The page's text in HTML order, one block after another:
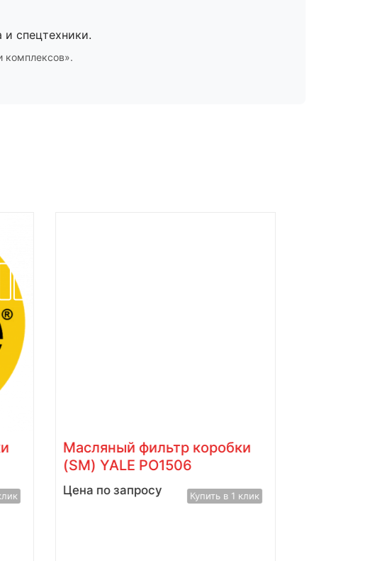
и спецтехники.
комплексов».
Масляный фильтр коробки
(SM) YALE PO1506
Цена по запросу Купить в 1 клик